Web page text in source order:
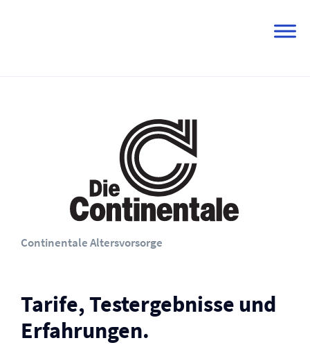
Continentale Altersvorsorge
Tarife, Testergebnisse und
Erfahrungen.